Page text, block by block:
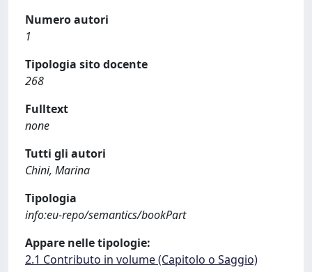
Numero autori
1
Tipologia sito docente
268
Fulltext
none
Tutti gli autori
Chini, Marina
Tipologia
info:eu-repo/semantics/bookPart
Appare nelle tipologie:
2.1 Contributo in volume (Capitolo o Saggio)